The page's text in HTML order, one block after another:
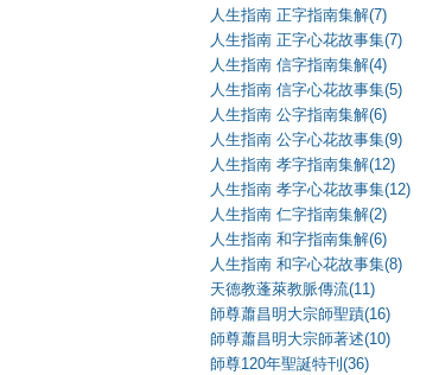
人生指南 正字指南集解(7)
人生指南 正字心花故事集(7)
人生指南 信字指南集解(4)
人生指南 信字心花故事集(5)
人生指南 公字指南集解(6)
人生指南 公字心花故事集(9)
人生指南 孝字指南集解(12)
人生指南 孝字心花故事集(12)
人生指南 仁字指南集解(2)
人生指南 和字指南集解(6)
人生指南 和字心花故事集(8)
天德教蓬萊教脈傳流(11)
師尊蕭昌明大宗師聖蹟(16)
師尊蕭昌明大宗師著述(10)
師尊120年聖誕特刊(36)